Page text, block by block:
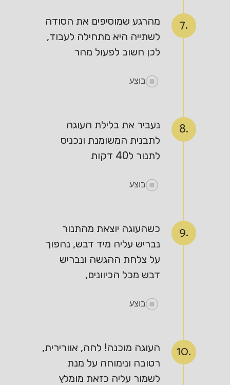
7.
מהרגע שמוסיפים את הסודה
לשתייה היא מתחילה לעבוד,
לכן חשוב לפעול מהר
בוצע
8.
נעביר את בלילת העוגה
לתבנית המשומנת ונכניס
לתנור ל40 דקות
בוצע
9.
כשהעוגה יוצאת מהתנור
נבריש עליה מיד דבש, נהפוך
על צלחת ההגשה ונבריש
דבש מכל הכיוונים,
בוצע
10.
העוגה מוכנה! לחה, אוורירית,
רטובה ונימוחה על מנת
לשמור עליה כזאת מומלץ